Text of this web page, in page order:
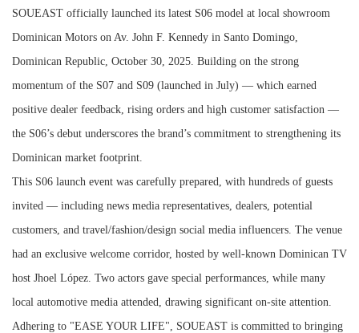
SOUEAST officially launched its latest S06 model at local showroom
Dominican Motors on Av. John F. Kennedy in Santo Domingo,
Dominican Republic, October 30, 2025. Building on the strong
momentum of the S07 and S09 (launched in July) — which earned
positive dealer feedback, rising orders and high customer satisfaction —
the S06’s debut underscores the brand’s commitment to strengthening its
Dominican market footprint.
This S06 launch event was carefully prepared, with hundreds of guests
invited — including news media representatives, dealers, potential
customers, and travel/fashion/design social media influencers. The venue
had an exclusive welcome corridor, hosted by well-known Dominican TV
host Jhoel López. Two actors gave special performances, while many
local automotive media attended, drawing significant on-site attention.
Adhering to "EASE YOUR LIFE", SOUEAST is committed to bringing